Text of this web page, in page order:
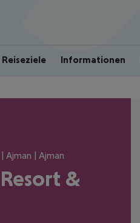
Reiseziele Informationen
Ajman | Ajman
&